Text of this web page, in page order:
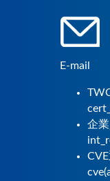
E-mail
企